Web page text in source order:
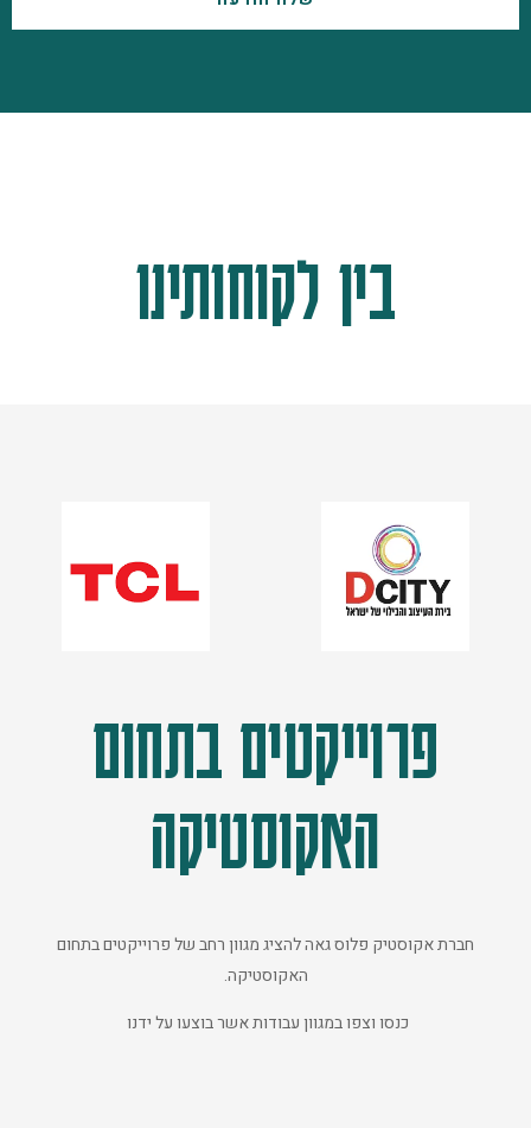
בין לקוחותינו
פרוייקטים בתחום
האקוסטיקה
חברת אקוסטיק פלוס גאה להציג מגוון רחב של פרוייקטים בתחום
האקוסטיקה.
כנסו וצפו במגוון עבודות אשר בוצעו על ידנו